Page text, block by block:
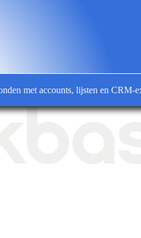
accounts, lijsten en CRM-exports